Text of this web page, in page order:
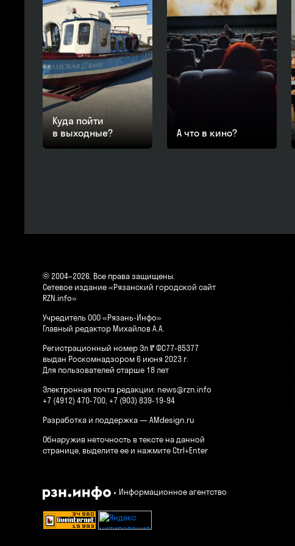
Куда пойти
в выходные?
А что в кино?
© 2004–2026. Все права защищены.
Сетевое издание «Рязанский городской сайт
RZN.info»
Учредитель ООО «Рязань-Инфо»
Главный редактор Михайлов А.А.
Регистрационный номер Эл № ФС77-85377
выдан Роскомнадзором 6 июня 2023 г.
Для пользователей старше 18 лет
Электронная почта редакции: news@rzn.info
+7 (4912) 470-700, +7 (903) 839-19-94
Разработка и поддержка —AMdesign.ru
Обнаружив неточность в тексте на данной
странице, выделите ее и нажмите Ctrl+Enter
Информационное агентство